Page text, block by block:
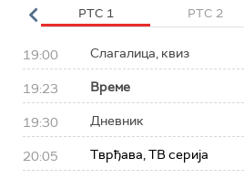
РТС 1 РТС 2
19:00 Слагалица, квиз
19:23 Време
19:30 Дневник
20:05 Тврђава, ТВ серија